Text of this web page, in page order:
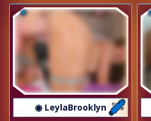
◉ LeylaBrooklyn